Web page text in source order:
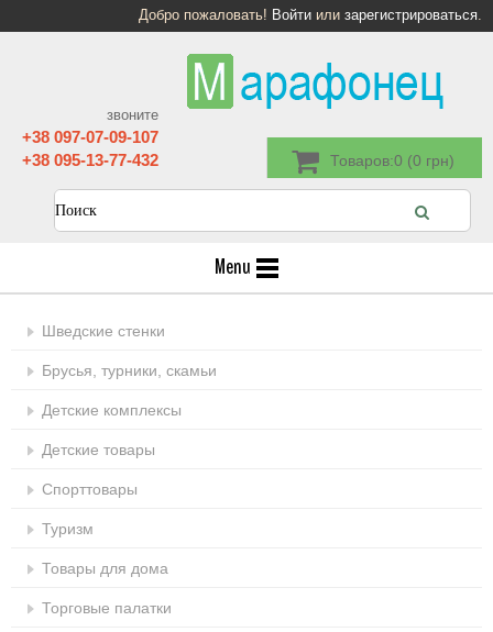
Добро пожаловать! Войти или зарегистрироваться.
Товаров:0 (0 грн)
звоните
+38 097-07-09-107
+38 095-13-77-432
Menu
Шведские стенки
Брусья, турники, скамьи
Детские комплексы
Детские товары
Спорттовары
Туризм
Товары для дома
Торговые палатки